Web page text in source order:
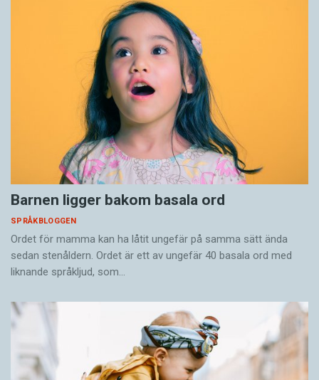
Barnen ligger bakom basala ord
SPRÅKBLOGGEN
Ordet för mamma kan ha låtit ungefär på samma sätt ända
sedan stenåldern. Ordet är ett av ungefär 40 basala ord med
liknande språkljud, som…